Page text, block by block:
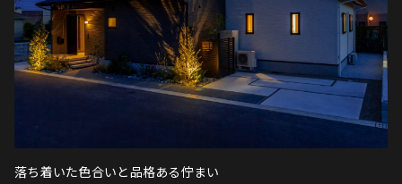
落ち着いた色合いと品格ある佇まい